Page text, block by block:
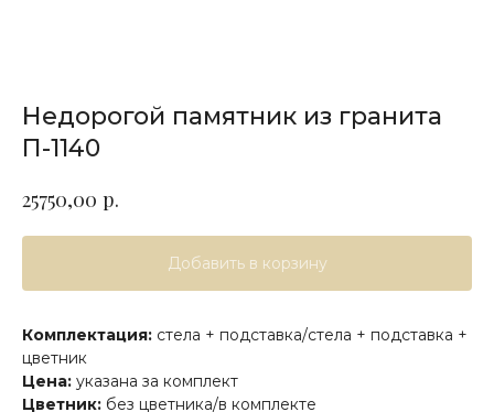
Недорогой памятник из гранита
П-1140
25750,00 р.
Добавить в корзину
Комплектация: стела + подставка/стела + подставка +
цветник
Цена: указана за комплект
Цветник: без цветника/в комплекте